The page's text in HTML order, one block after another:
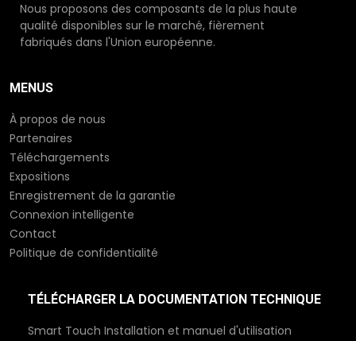
Nous proposons des composants de la plus haute
qualité disponibles sur le marché, fièrement
fabriqués dans l'Union européenne.
MENUS
À propos de nous
Partenaires
Téléchargements
Expositions
Enregistrement de la garantie
Connexion intelligente
Contact
Politique de confidentialité
TÉLÉCHARGER LA DOCUMENTATION TECHNIQUE
Smart Touch Installation et manuel d'utilisation